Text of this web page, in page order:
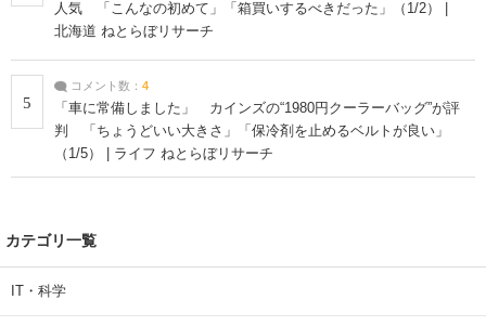
人気 「こんなの初めて」「箱買いするべきだった」（1/2） |
北海道 ねとらぼリサーチ
5
コメント数： 4
「車に常備しました」 カインズの“1980円クーラーバッグ”が評
判 「ちょうどいい大きさ」「保冷剤を止めるベルトが良い」
（1/5） | ライフ ねとらぼリサーチ
カテゴリ一覧
IT・科学